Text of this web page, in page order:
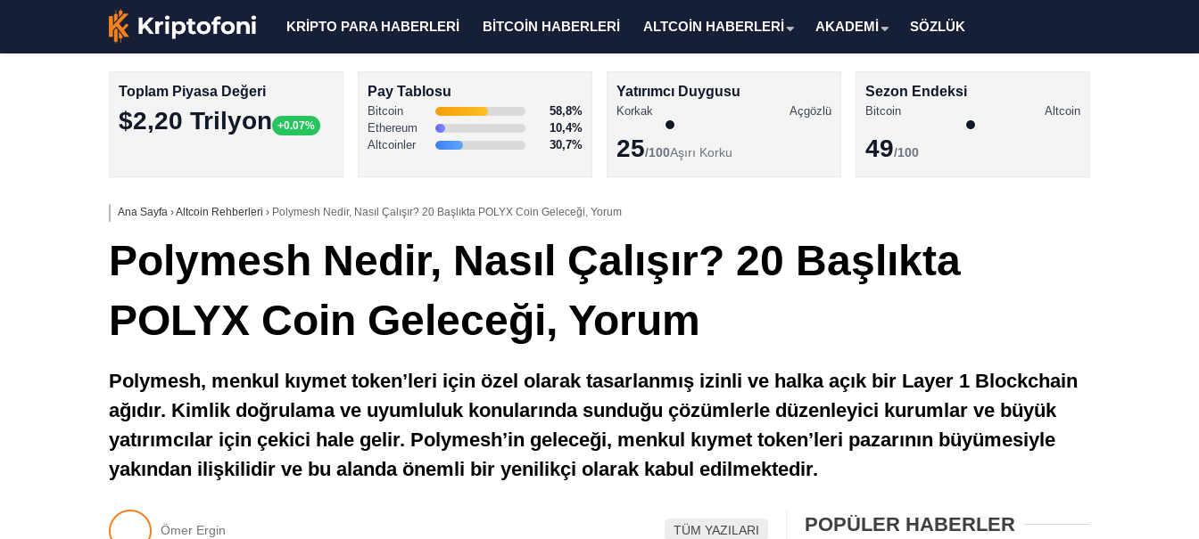
Stablecoin Haberleri
KRİPTO PARA HABERLERİ BİTCOİN HABERLERİ ALTCOİN HABERLERİ AKADEMİ SÖZLÜK
Toplam Piyasa Değeri
$2,20 Trilyon +0.07%
Pay Tablosu
Bitcoin
58,8%
Ethereum
10,4%
Altcoinler
30,7%
Yatırımcı Duygusu
Korkak Açgözlü
25/100Aşırı Korku
Sezon Endeksi
Bitcoin Altcoin
49/100
Ana Sayfa ›Altcoin Rehberleri › Polymesh Nedir, Nasıl Çalışır? 20 Başlıkta POLYX Coin Geleceği, Yorum
Polymesh Nedir, Nasıl Çalışır? 20 Başlıkta
POLYX Coin Geleceği, Yorum
Polymesh, menkul kıymet token’leri için özel olarak tasarlanmış izinli ve halka açık bir Layer 1 Blockchain
ağıdır. Kimlik doğrulama ve uyumluluk konularında sunduğu çözümlerle düzenleyici kurumlar ve büyük
yatırımcılar için çekici hale gelir. Polymesh’in geleceği, menkul kıymet token’leri pazarının büyümesiyle
yakından ilişkilidir ve bu alanda önemli bir yenilikçi olarak kabul edilmektedir.
Ömer Ergin TÜM YAZILARI POPÜLER HABERLER